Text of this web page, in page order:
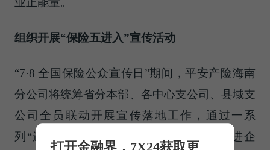
组织开展“保险五进入”宣传活动
“7·8 全国保险公众宣传日”期间，平安产险海南
分公司将统筹省分本部、各中心支公司、县域支
公司全员联动开展宣传落地工作，通过一系
列“进社区、进校园、进商圈、进农村、进企
打开金融界，7X24获取更